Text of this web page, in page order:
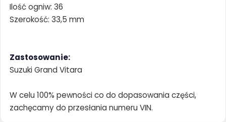
Ilość ogniw: 36
Szerokość: 33,5 mm
Zastosowanie:
Suzuki Grand Vitara
W celu 100% pewności co do dopasowania części,
zachęcamy do przesłania numeru VIN.